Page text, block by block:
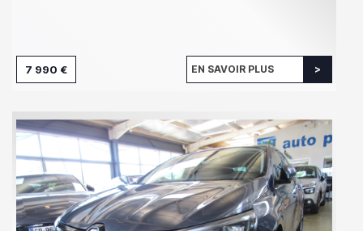
7 990 € EN SAVOIR PLUS